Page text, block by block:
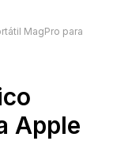
MagPro para
Apple